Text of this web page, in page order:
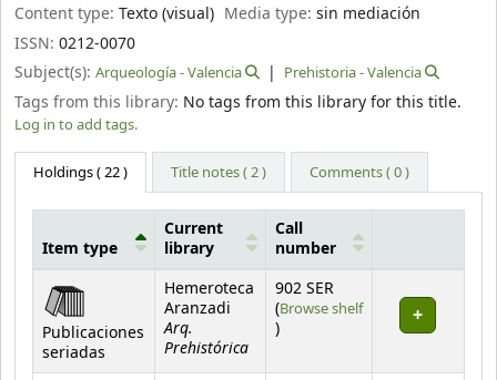
Content type: Texto (visual) Media type:sin mediación
ISSN: 0212-0070
Subject(s): Arqueología - Valencia Prehistoria - Valencia
Tags from this library: No tags from this library for this title.
Log in to add tags.
Holdings( 22 ) Title notes ( 2 ) Comments ( 0 )
Holdings
Item type
Current
library
Call
number
Publicaciones
seriadas
Hemeroteca
Aranzadi
Arq.
Prehistórica
902 SER
(Browse shelf
(Opens below)
)